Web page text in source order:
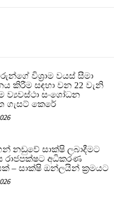
විශ්‍රාම වයස් සීමා
කිරීම සඳහා වන 22 වැනි
ව්‍යවස්ථා සංශෝධන
ගැසට් කෙරේ
නඩුවේ සාක්ෂි ලබාදීමට
රාජපක්ෂට අධිකරණ
– සාක්ෂි ඔන්ලයින් ක්‍රමයට